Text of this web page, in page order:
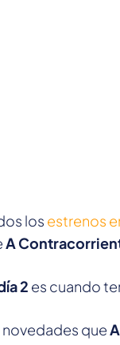
los estrenos
A
2 es cuando
que